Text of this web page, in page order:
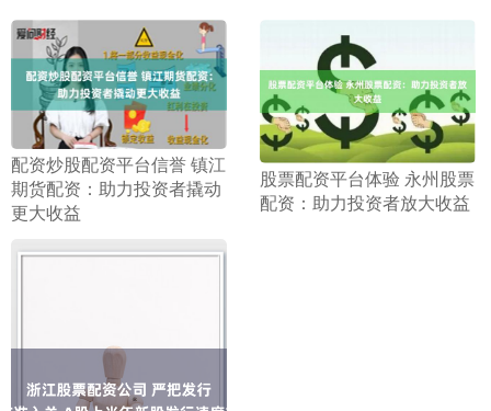
​配资炒股配资平台信誉 镇江
期货配资：助力投资者撬动
更大收益
​股票配资平台体验 永州股票
配资：助力投资者放大收益